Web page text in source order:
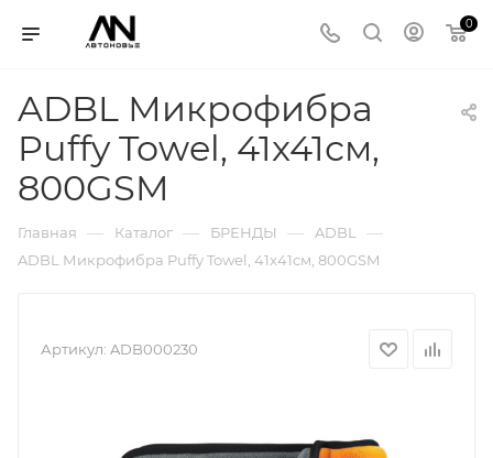
0
ADBL Микрофибра
Puffy Towel, 41x41см,
800GSM
Главная — Каталог — БРЕНДЫ — ADBL —
ADBL Микрофибра Puffy Towel, 41x41см, 800GSM
Артикул: ADB000230